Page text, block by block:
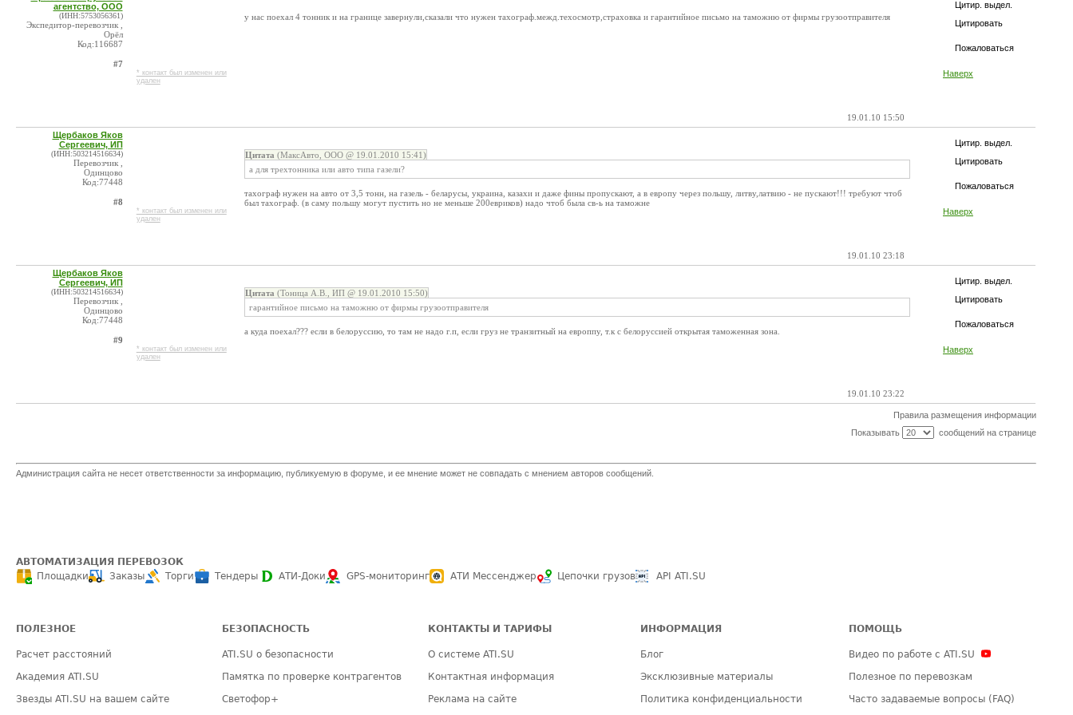
Цитир. выдел.
Цитировать
Пожаловаться
Наверх
агентство, ООО
(ИНН:5753056361)
Экспедитор-перевозчик ,
Орёл
Код:116687
#7
* контакт был изменен или
удален
у нас поехал 4 тонник и на границе завернули,сказали что нужен тахограф.межд.техосмотр,страховка и гарантийное письмо на таможню от фирмы грузоотправителя
19.01.10 15:50
Цитир. выдел.
Цитировать
Пожаловаться
Наверх
Щербаков Яков
Сергеевич, ИП
(ИНН:503214516634)
Перевозчик ,
Одинцово
Код:77448
#8
* контакт был изменен или
удален
Цитата (МаксАвто, ООО @ 19.01.2010 15:41)
а для трехтонника или авто типа газели?
тахограф нужен на авто от 3,5 тонн, на газель - беларусы, украина, казахи и даже фины пропускают, а в европу через польшу, литву,латвию - не пускают!!! требуют чтоб
был тахограф. (в саму польшу могут пустить но не меньше 200евриков) надо чтоб была св-ь на таможне
19.01.10 23:18
Цитир. выдел.
Цитировать
Пожаловаться
Наверх
Щербаков Яков
Сергеевич, ИП
(ИНН:503214516634)
Перевозчик ,
Одинцово
Код:77448
#9
* контакт был изменен или
удален
Цитата (Тоница А.В., ИП @ 19.01.2010 15:50)
гарантийное письмо на таможню от фирмы грузоотправителя
а куда поехал??? если в белоруссию, то там не надо г.п, если груз не транзитный на европпу, т.к с белоруссией открытая таможенная зона.
19.01.10 23:22
Правила размещения информации
Показывать
сообщений на странице
Администрация сайта не несет ответственности за информацию, публикуемую в форуме, и ее мнение может не совпадать с мнением авторов сообщений.
АВТОМАТИЗАЦИЯ ПЕРЕВОЗОК
Площадки
Заказы Торги Тендеры АТИ-Доки GPS-мониторинг АТИ Мессенджер Цепочки грузов API ATI.SU
ПОЛЕЗНОЕ
Расчет расстояний
Академия ATI.SU
Звезды ATI.SU на вашем сайте
БЕЗОПАСНОСТЬ
ATI.SU о безопасности
Памятка по проверке контрагентов
Светофор+
КОНТАКТЫ И ТАРИФЫ
О системе ATI.SU
Контактная информация
Реклама на сайте
ИНФОРМАЦИЯ
Блог
Эксклюзивные материалы
Политика конфиденциальности
ПОМОЩЬ
Видео по работе с ATI.SU
Полезное по перевозкам
Часто задаваемые вопросы (FAQ)